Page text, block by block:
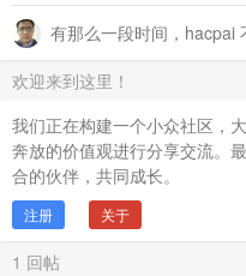
有那么一段时间，hacpai
欢迎来到这里！
我们正在构建一个小众社区，
奔放的价值观进行分享交流。
合的伙伴，共同成长。
注册 关于
1 回帖